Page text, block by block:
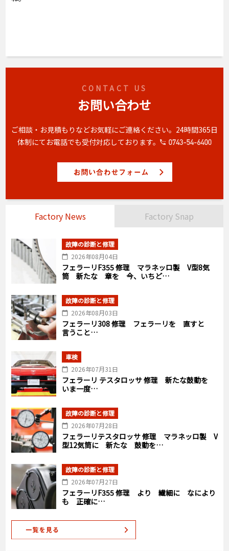
CONTACT US
お問い合わせ
ご相談・お見積もりなどお気軽にご連絡ください。 24時間365日
体制にてお電話でも受付対応しております。
Factory News Factory Snap
故障の診断と修理
2026年08月04日
フェラーリF355 修理 マラネッロ製 V型8気
筒 新たな 章を 今、いちど…
故障の診断と修理
2026年08月03日
フェラーリ308 修理 フェラーリを 直すと
言うこと…
車検
2026年07月31日
フェラーリ テスタロッサ 修理 新たな鼓動を
いま一度…
故障の診断と修理
2026年07月28日
フェラーリテスタロッサ 修理 マラネッロ製 V
型12気筒に 新たな 鼓動を…
故障の診断と修理
2026年07月27日
フェラーリF355 修理 より 繊細に なにより
も 正確に…